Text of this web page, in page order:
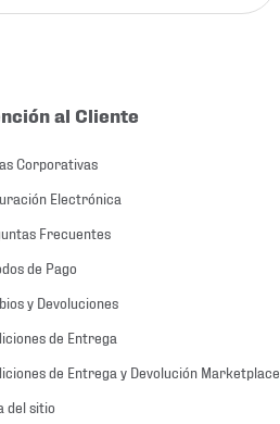
al Cliente
Corporativas
Electrónica
Frecuentes
de Pago
y Devoluciones
de Entrega
de Entrega y Devolución Marketplace
del sitio